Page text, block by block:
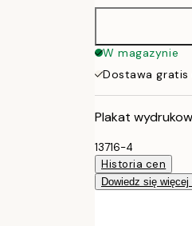
W magazynie
Dostawa gratis
Plakat
13716-4
Historia cen
Dowiedz się